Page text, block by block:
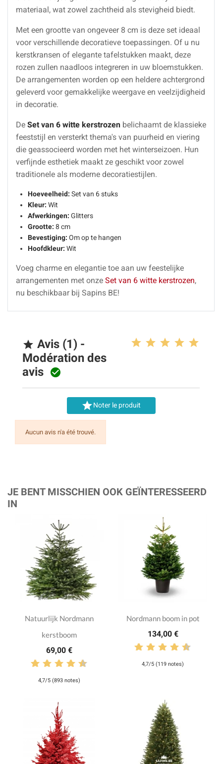
materiaal, wat zowel zachtheid als stevigheid biedt.
Met een grootte van ongeveer 8 cm is deze set ideaal
voor verschillende decoratieve toepassingen. Of u nu
kerstkransen of elegante tafelstukken maakt, deze
rozen zullen naadloos integreren in uw bloemstukken.
De arrangementen worden op een heldere achtergrond
geleverd voor gemakkelijke weergave en veelzijdigheid
in decoratie.
De Set van 6 witte kerstrozen belichaamt de klassieke
feeststijl en versterkt thema's van puurheid en viering
die geassocieerd worden met het winterseizoen. Hun
verfijnde esthetiek maakt ze geschikt voor zowel
traditionele als moderne decoratiestijlen.
Hoeveelheid: Set van 6 stuks
Kleur: Wit
Afwerkingen: Glitters
Grootte: 8 cm
Bevestiging: Om op te hangen
Hoofdkleur: Wit
Voeg charme en elegantie toe aan uw feestelijke
arrangementen met onze Set van 6 witte kerstrozen,
nu beschikbaar bij Sapins BE!
 Avis (1) -
Modération des
avis 
Noter le produit
Aucun avis n'a été trouvé.
JE BENT MISSCHIEN OOK GEÏNTERESSEERD
IN
Natuurlijk Nordmann
kerstboom
69,00 €
4,7/5 (893 notes)
Nordmann boom in pot
134,00 €
4,7/5 (119 notes)